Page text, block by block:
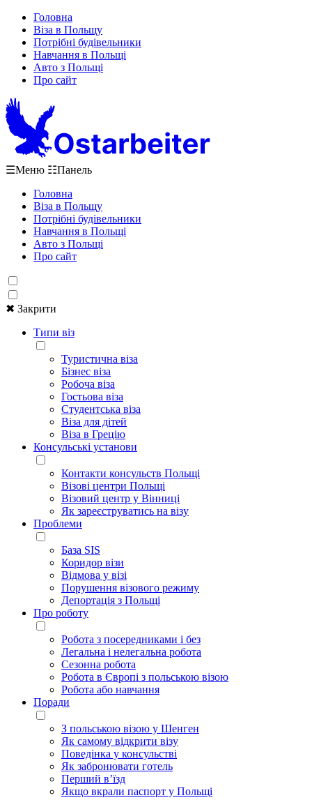
Головна
Віза в Польщу
Потрібні будівельники
Навчання в Польщі
Авто з Польщі
Про сайт
☰Меню ☷Панель
Головна
Віза в Польщу
Потрібні будівельники
Навчання в Польщі
Авто з Польщі
Про сайт
✖ Закрити
Типи віз
Туристична віза
Бізнес віза
Робоча віза
Гостьова віза
Студентська віза
Віза для дітей
Віза в Грецію
Консульські установи
Контакти консульств Польщі
Візові центри Польщі
Візовий центр у Вінниці
Як зареєструватись на візу
Проблеми
База SIS
Коридор візи
Відмова у візі
Порушення візового режиму
Депортація з Польщі
Про роботу
Робота з посередниками і без
Легальна і нелегальна робота
Сезонна робота
Робота в Європі з польською візою
Робота або навчання
Поради
З польською візою у Шенген
Як самому відкрити візу
Поведінка у консульстві
Як забронювати готель
Перший в’їзд
Якщо вкрали паспорт у Польщі